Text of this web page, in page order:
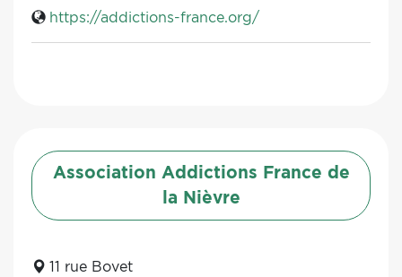
https://addictions-france.org/
Association Addictions France de
la Nièvre
11 rue Bovet